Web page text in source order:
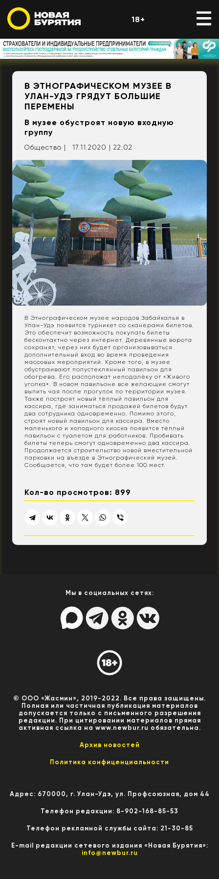
18+
В ЭТНОГРАФИЧЕСКОМ МУЗЕЕ В
УЛАН-УДЭ ГРЯДУТ БОЛЬШИЕ
ПЕРЕМЕНЫ
В музее обустроят новую входную
группу
Общество | 17.11.2020 | 22:02
В Этнографическом музее народов Забайкалья в
Улан-Удэ появится турникет со сканерами билетов.
Это обеспечит возможность покупать билеты
бесконтактно через интернет. Деревянные ворота
сохранят, через них будет организовываться
дополнительный вход во время проведения
массовых мероприятий. Кроме того, в музее
обустраивают полустеклянный павильон для
обогрева. Его расположат неподалёку от «Живого
уголка». В новом павильоне все желающие смогут
выпить чая после прогулок по территории музея.
Также построят новый тёплый павильон для
кассира, где заниматься продажей билетов будут
два сотрудника одновременно. Помимо этого,
строят новый павильон для кассира. Вместо
маленького и холодного киоска появится тёплый
павильон с туалетом для работников. Пробивать
билеты теперь смогут одновременно два кассира.
Продолжается строительство новой вместительной
парковки на въезде в Этнографический музей.
Сообщается, что там будет более 100 мест.
Кол-во просмотров: 899
Мы в социальных сетях:
© ООО «Жасмин», 2019-2022. Все права защищены.
Полная или частичная публикация материалов
допускается только с письменного разрешения
редакции. При цитировании материалов прямая
активная ссылка на www.newbur.ru обязательна.
Архив новостей
Политика конфиценциальности
Адрес: 670000, г. Улан-Удэ, ул. Профсоюзная, дом 44
Телефон редакции: 8-902-168-85-53
Телефон рекламной службы сайта: 21-30-85
E-mail редакции сетевого издания «Новая Бурятия»:
info@newbur.ru